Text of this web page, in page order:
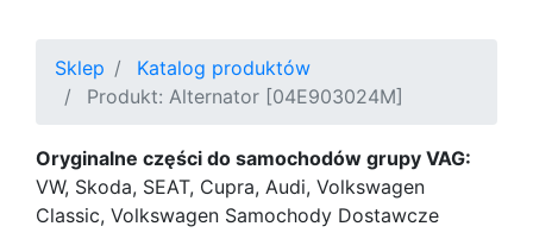
Sklep
Katalog produktów
Produkt: Alternator [04E903024M]
Oryginalne części do samochodów grupy VAG:
VW, Skoda, SEAT, Cupra, Audi, Volkswagen
Classic, Volkswagen Samochody Dostawcze